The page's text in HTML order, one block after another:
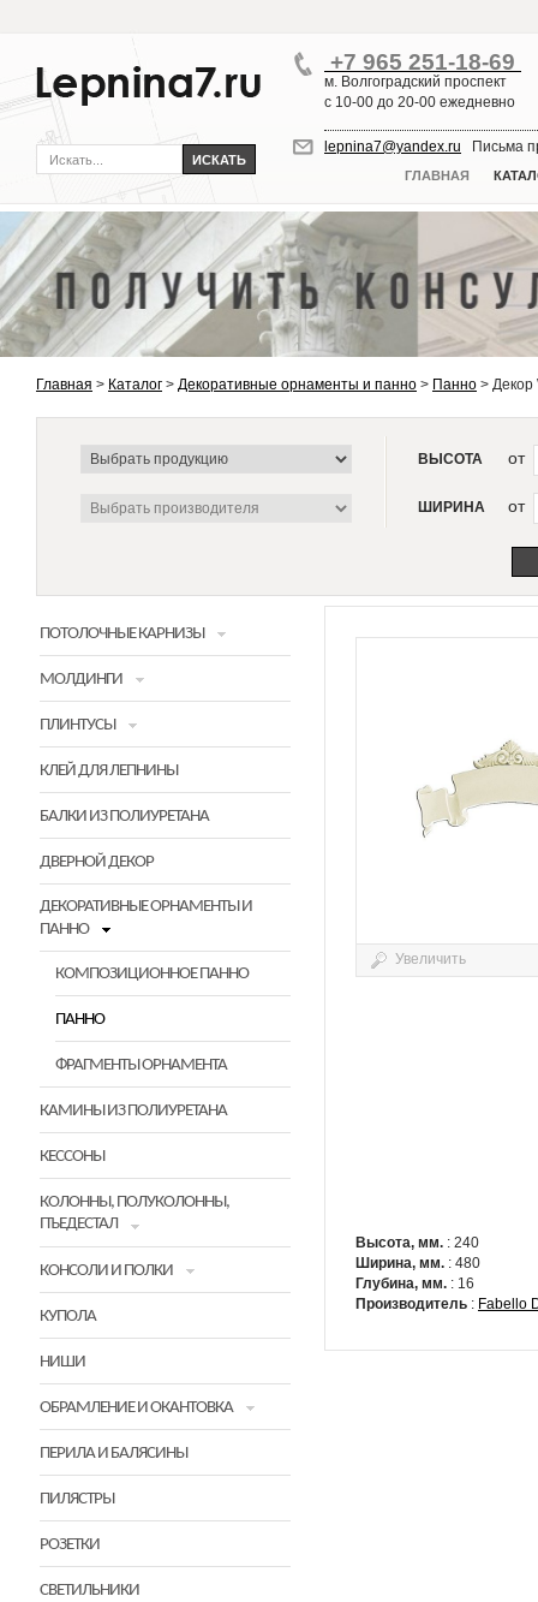
ГЛАВНАЯ
+7 965 251-18-69
м. Волгоградский проспект
с 10-00 до 20-00 ежедневно
lepnina7@yandex.ru Письма
Главная > Каталог > Декоративные орнаменты и панно > Панно > Декор
ВЫСОТА от
ШИРИНА от
ПОТОЛОЧНЫЕ КАРНИЗЫ
МОЛДИНГИ
ПЛИНТУСЫ
КЛЕЙ ДЛЯ ЛЕПНИНЫ
БАЛКИ ИЗ ПОЛИУРЕТАНА
ДВЕРНОЙ ДЕКОР
ДЕКОРАТИВНЫЕ ОРНАМЕНТЫ И
ПАННО
КОМПОЗИЦИОННОЕ ПАННО
ПАННО
ФРАГМЕНТЫ ОРНАМЕНТА
КАМИНЫ ИЗ ПОЛИУРЕТАНА
КЕССОНЫ
КОЛОННЫ, ПОЛУКОЛОННЫ,
ПЪЕДЕСТАЛ
КОНСОЛИ И ПОЛКИ
КУПОЛА
НИШИ
ОБРАМЛЕНИЕ И ОКАНТОВКА
ПЕРИЛА И БАЛЯСИНЫ
ПИЛЯСТРЫ
РОЗЕТКИ
СВЕТИЛЬНИКИ
Увеличить
Высота, мм. : 240
Ширина, мм. : 480
Глубина, мм. : 16
Производитель : Fabello